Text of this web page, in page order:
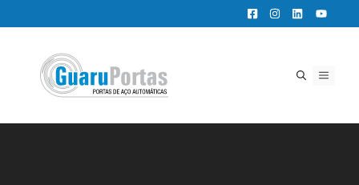
para
conteúdo
MENU